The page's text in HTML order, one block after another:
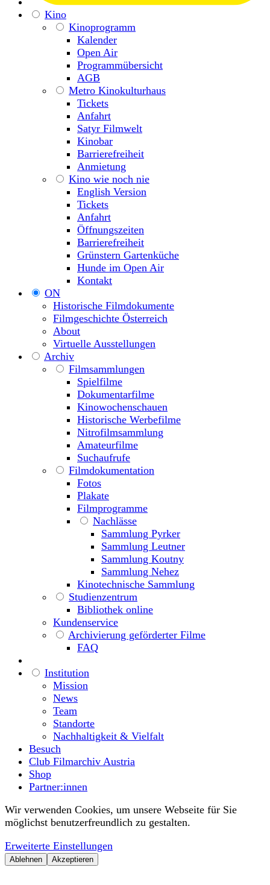
Kino
Kinoprogramm
Kalender
Open Air
Programmübersicht
AGB
Metro Kinokulturhaus
Tickets
Anfahrt
Satyr Filmwelt
Kinobar
Barrierefreiheit
Anmietung
Kino wie noch nie
English Version
Tickets
Anfahrt
Öffnungszeiten
Barrierefreiheit
Grünstern Gartenküche
Hunde im Open Air
Kontakt
ON
Historische Filmdokumente
Filmgeschichte Österreich
About
Virtuelle Ausstellungen
Archiv
Filmsammlungen
Spielfilme
Dokumentarfilme
Kinowochenschauen
Historische Werbefilme
Nitrofilmsammlung
Amateurfilme
Suchaufrufe
Filmdokumentation
Fotos
Plakate
Filmprogramme
Nachlässe
Sammlung Pyrker
Sammlung Leutner
Sammlung Koutny
Sammlung Nehez
Kinotechnische Sammlung
Studienzentrum
Bibliothek online
Kundenservice
Archivierung geförderter Filme
FAQ
Institution
Mission
News
Team
Standorte
Nachhaltigkeit & Vielfalt
Besuch
Club Filmarchiv Austria
Shop
Partner:innen
Wir verwenden Cookies, um unsere Webseite für Sie
möglichst benutzerfreundlich zu gestalten.
Erweiterte Einstellungen
Ablehnen Akzeptieren